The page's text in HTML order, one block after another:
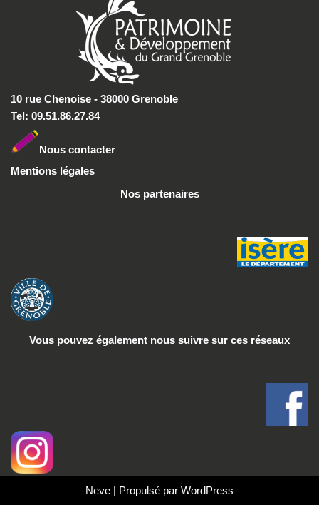
10 rue Chenoise - 38000 Grenoble
Tel: 09.51.86.27.84
Nous contacter
Mentions légales
Nos partenaires
Vous pouvez également nous suivre sur ces réseaux
Neve | Propulsé par WordPress